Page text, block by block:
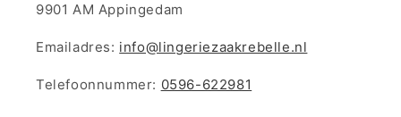
9901 AM Appingedam
Emailadres: info@lingeriezaakrebelle.nl
Telefoonnummer: 0596-622981